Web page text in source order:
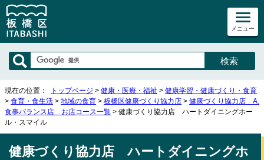
メニュー
現在の位置： トップページ > 健康・医療・福祉 > 健康学習・健康づくり・食育
> 食育・食生活 > 地域の食育 > 板橋区健康づくり協力店 > 健康づくり協力店 A.
食事バランス店 お店コース一覧 > 健康づくり協力店 ハートダイニングホー
ル・スマイル
健康づくり協力店 ハートダイニングホ